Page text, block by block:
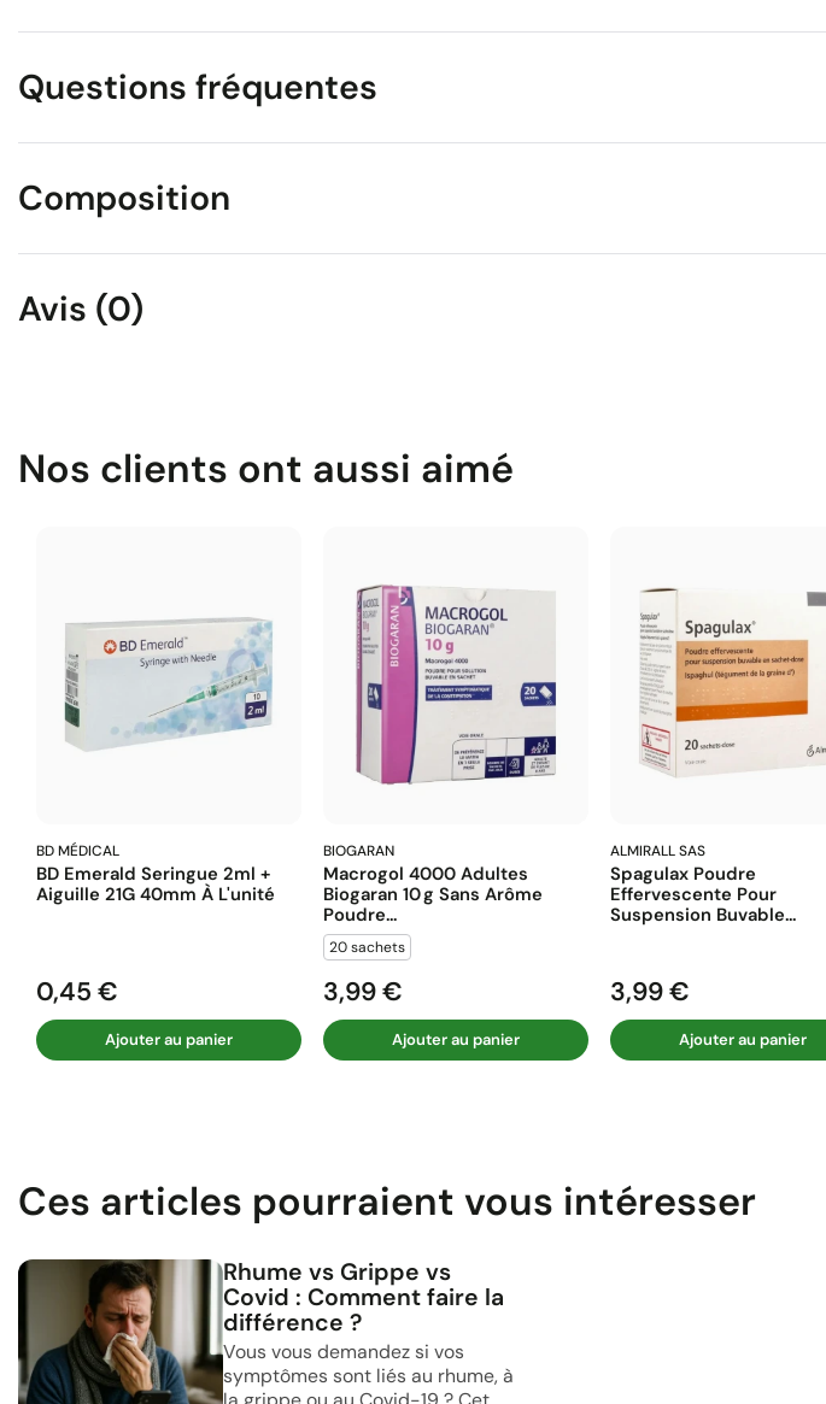
Questions fréquentes
Composition
Avis (0)
Nos clients ont aussi aimé
BD MÉDICAL
BD Emerald Seringue 2ml +
Aiguille 21G 40mm À L'unité
Prix
0,45 €
Ajouter au panier
BIOGARAN
Macrogol 4000 Adultes
Biogaran 10 G Sans Arôme
Poudre...
20 sachets
Prix
3,99 €
Ajouter au panier
ALMIRALL SAS
Spagulax Poudre
Effervescente Pour
Suspension Buvable...
Prix
3,99 €
Ajouter au panier
Ces articles pourraient vous intéresser
Rhume vs Grippe vs
Covid : Comment faire la
différence ?
Vous vous demandez si vos
symptômes sont liés au rhume, à